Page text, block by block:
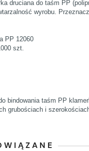
druciana do taśm PP
wyrobu.
PP 12060
szt.
bindowania taśm PP
grubościach i